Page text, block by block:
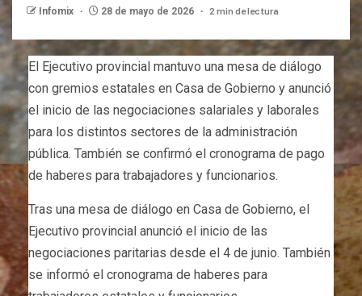
Infomix 28 de mayo de 2026 2 min de lectura
El Ejecutivo provincial mantuvo una mesa de diálogo
con gremios estatales en Casa de Gobierno y anunció
el inicio de las negociaciones salariales y laborales
para los distintos sectores de la administración
pública. También se confirmó el cronograma de pago
de haberes para trabajadores y funcionarios.
Tras una mesa de diálogo en Casa de Gobierno, el
Ejecutivo provincial anunció el inicio de las
negociaciones paritarias desde el 4 de junio. También
se informó el cronograma de haberes para